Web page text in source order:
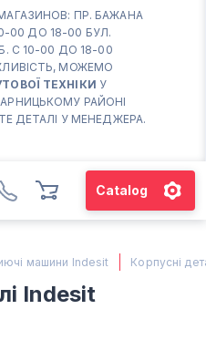
ПР. БАЖАНА
00 ДО 18-00 БУЛ.
С 10-00 ДО 18-00
МОЖЕМО
ТЕХНІКИ У
РАЙОНІ
ДЕТАЛІ У МЕНЕДЖЕРА.
Catalog
район
с10-00 до
– ПРАЦЮЄ
18-00
машини Indesit Корпусні
Indesit